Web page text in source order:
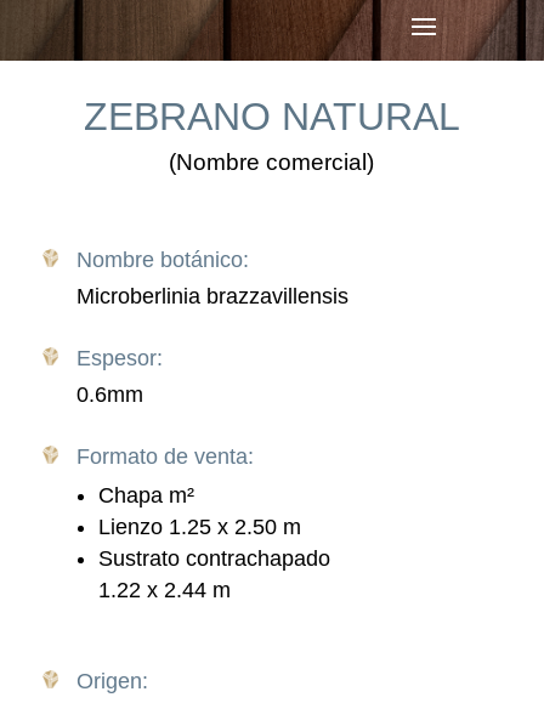
ZEBRANO NATURAL
(Nombre comercial)
Nombre botánico:
Microberlinia brazzavillensis
Espesor:
0.6mm
Formato de venta:
Chapa m²
Lienzo 1.25 x 2.50 m
Sustrato contrachapado
1.22 x 2.44 m
Origen: